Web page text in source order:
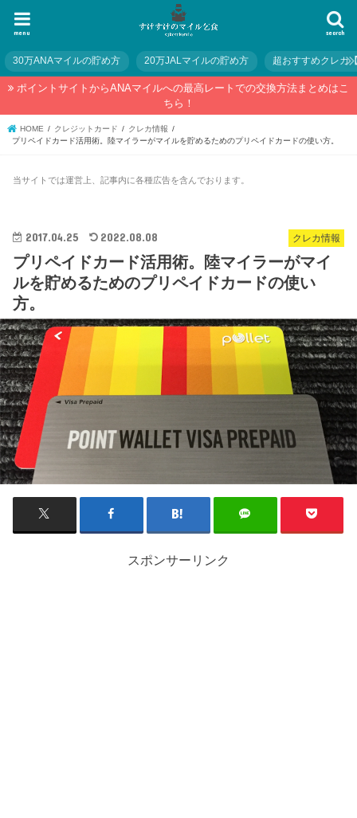
search
menu
30万ANAマイルの貯め方 20万JALマイルの貯め方 超おすすめクレカ
ポイントサイトからANAマイルへの最高レートでの交換方法まとめはこ
ちら！
HOME クレジットカード
クレカ情報
プリペイドカード活用術。陸マイラーがマイルを貯めるためのプリペイドカードの使い方。
当サイトでは運営上、記事内に各種広告を含んでおります。
クレカ情報
2017.04.25 2022.08.08
プリペイドカード活用術。陸マイラーがマイ
ルを貯めるためのプリペイドカードの使い
方。
スポンサーリンク